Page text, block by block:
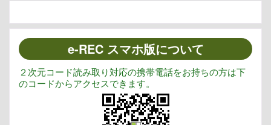
e-REC スマホ版について
２次元コード読み取り対応の携帯電話をお持ちの方は下
のコードからアクセスできます。